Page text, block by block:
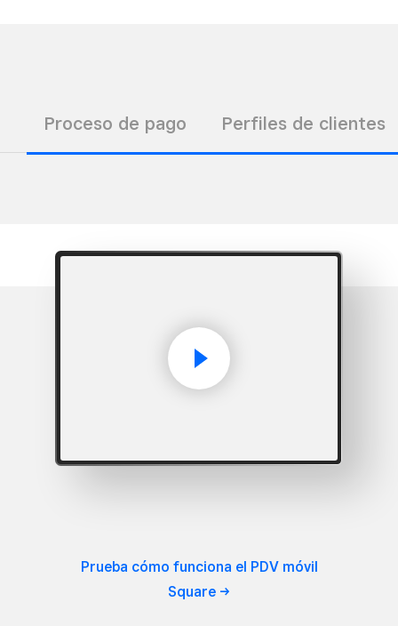
Proceso de pago Perfiles de clientes
Prueba cómo funciona el PDV móvil
Square